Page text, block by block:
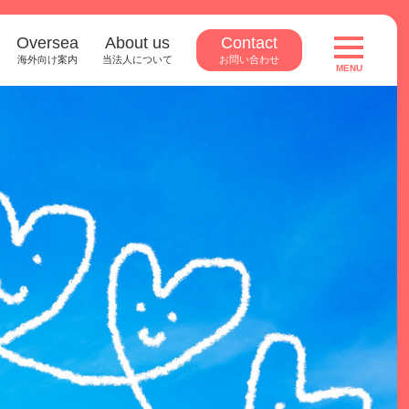
Oversea
海外向け案内
About us
当法人について
Contact
お問い合わせ
toggle
MENU